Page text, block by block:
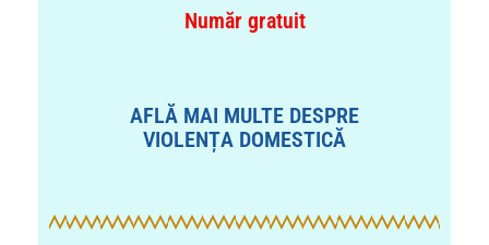
Număr gratuit
AFLĂ MAI MULTE DESPRE
VIOLENȚA DOMESTICĂ